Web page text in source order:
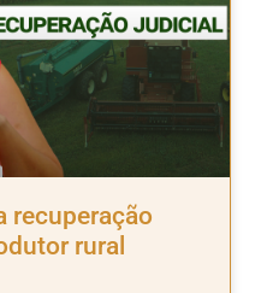
recuperação
rural